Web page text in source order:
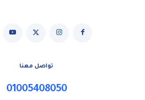
تواصل معنا
01005408050